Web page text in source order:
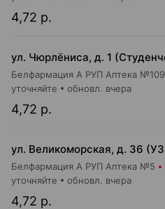
4,72 р.
Белфармация А РУП Аптека №109
4,72 р.
уточняйте обновл. вчера
Белфармация А РУП Аптека №5
4,72 р.
уточняйте обновл. вчера